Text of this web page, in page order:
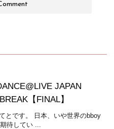
JAPAN
【FINAL】
とです。 日本、いや世界のbboy
待してい ...